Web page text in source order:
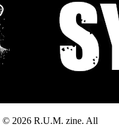
© 2026 R.U.M. zine. All